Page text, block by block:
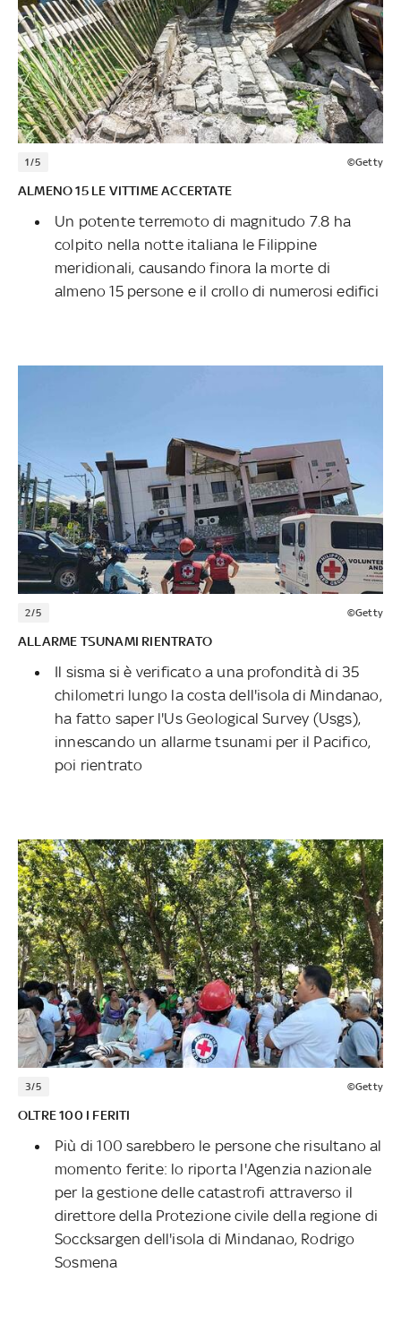
1/5 ©Getty
ALMENO 15 LE VITTIME ACCERTATE
Un potente terremoto di magnitudo 7.8 ha
colpito nella notte italiana le Filippine
meridionali, causando finora la morte di
almeno 15 persone e il crollo di numerosi edifici
2/5 ©Getty
ALLARME TSUNAMI RIENTRATO
Il sisma si è verificato a una profondità di 35
chilometri lungo la costa dell'isola di Mindanao,
ha fatto saper l'Us Geological Survey (Usgs),
innescando un allarme tsunami per il Pacifico,
poi rientrato
3/5 ©Getty
OLTRE 100 I FERITI
Più di 100 sarebbero le persone che risultano al
momento ferite: lo riporta l'Agenzia nazionale
per la gestione delle catastrofi attraverso il
direttore della Protezione civile della regione di
Soccksargen dell'isola di Mindanao, Rodrigo
Sosmena